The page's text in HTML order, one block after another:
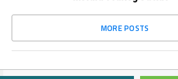
MORE POSTS